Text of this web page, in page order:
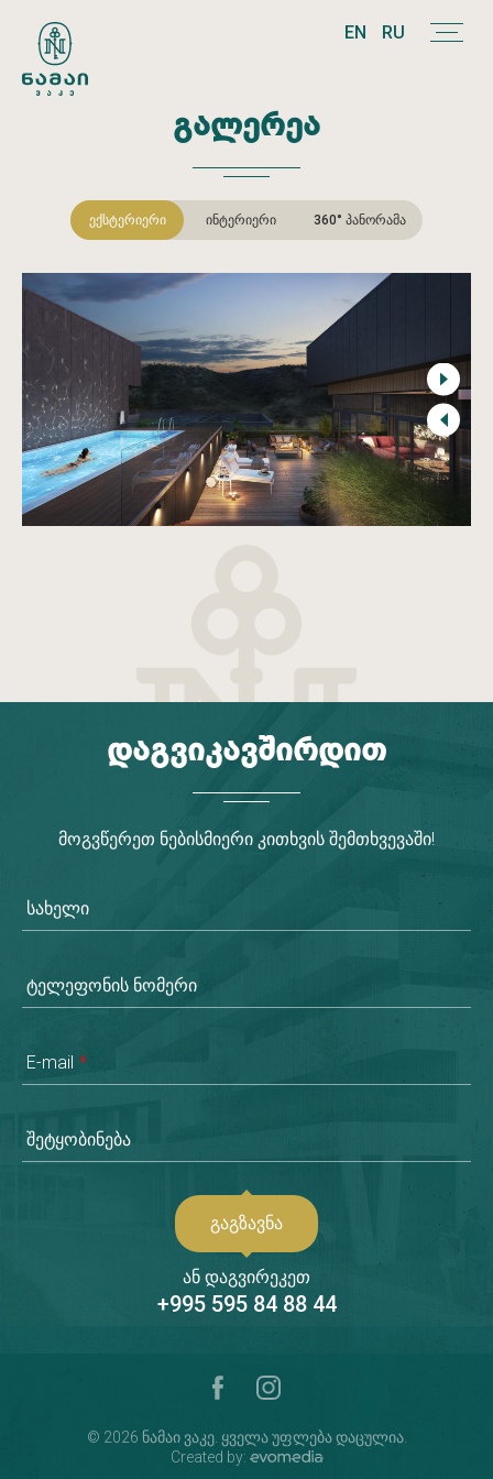
EN RU
ᲒᲐᲚᲔᲠᲔᲐ
ᲔᲥᲡᲢᲔᲠᲘᲔᲠᲘ ᲘᲜᲢᲔᲠᲘᲔᲠᲘ 360° ᲞᲐᲜᲝᲠᲐᲛᲐ
დაგვიკავშირდით
მოგვწერეთ ნებისმიერი კითხვის შემთხვევაში!
სახელი
ტელეფონის ნომერი
E-mail *
შეტყობინება
ᲒᲐᲒᲖᲐᲕᲜᲐ
ან დაგვირეკეთ
+995 595 84 88 44
© 2026 ნამაი ვაკე. ყველა უფლება დაცულია.
Created by: